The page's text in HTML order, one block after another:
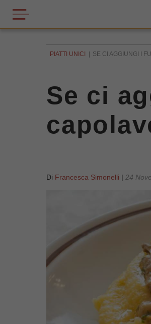
PIATTI UNICI SE CI AGGIUNGI I
Se ci
Di Francesca Simonelli | 24